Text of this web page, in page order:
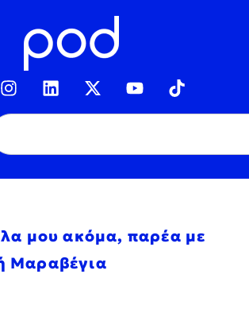
μου ακόμα, παρέα με
Μαραβέγια